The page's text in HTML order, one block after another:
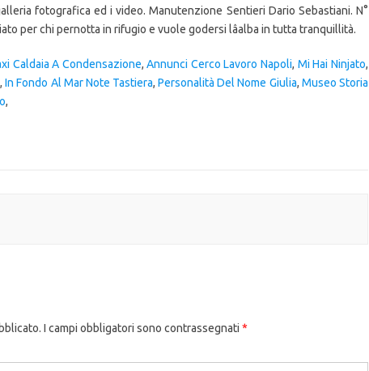
fotografica ed i video. Manutenzione Sentieri Dario Sebastiani. N°
per chi pernotta in rifugio e vuole godersi lâalba in tutta tranquillità.
Caldaia A Condensazione,Annunci Cerco Lavoro Napoli, Mi Hai Ninjato,
,In Fondo Al Mar Note Tastiera,Personalità Del Nome Giulia, Museo Storia
,
I campi obbligatori sono contrassegnati *